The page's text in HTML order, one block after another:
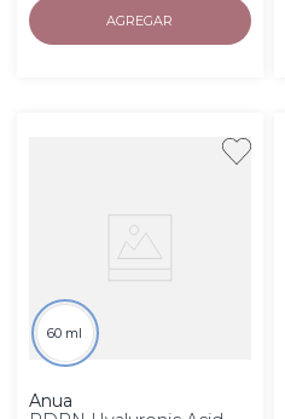
AGREGAR
60 ml
Anua